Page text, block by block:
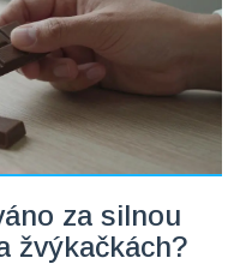
za silnou
žvýkačkách?